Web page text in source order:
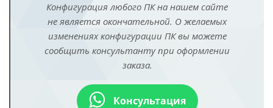
Конфигурация любого ПК на нашем сайте
не является окончательной. О желаемых
изменениях конфигурации ПК вы можете
сообщить консультанту при оформлении
заказа.
Консультация